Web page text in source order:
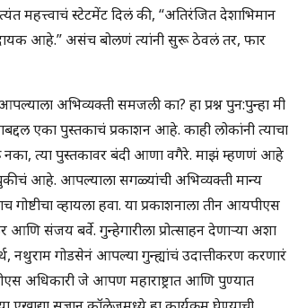
महत्त्वाचं स्टेटमेंट दिलं की, “अतिरंजित देशाभिमान
आहे.” असंच बोलणं त्यांनी सुरू ठेवलं तर, फार
अभिव्यक्ती समजली का? हा प्रश्न पुन:पुन्हा मी
एका पुस्तकाचं प्रकाशन आहे. काही लोकांनी त्याचा
नका, त्या पुस्तकावर बंदी आणा वगैरे. माझं म्हणणं आहे
आहे. आपल्याला सगळ्यांची अभिव्यक्ती मान्य
व्हायला हवा. या प्रकाशनाला तीन आयपीएस
संजय बर्वे. गुन्हेगारीला प्रोत्साहन देणाऱ्या अशा
नथुराम गोडसेनं आपल्या गुन्ह्यांचं उदात्तीकरण करणारं
अधिकारी जे आपण महाराष्ट्रात आणि पुण्यात